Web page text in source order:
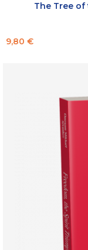
The Tree of
Prix
9,80 €